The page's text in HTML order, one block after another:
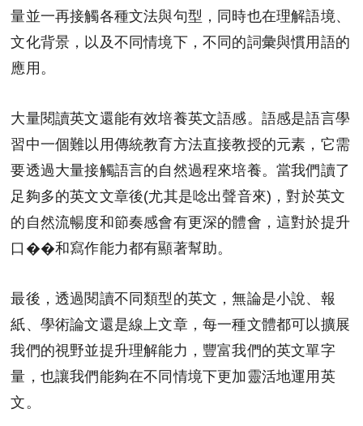
量並一再接觸各種文法與句型，同時也在理解語境、
文化背景，以及不同情境下，不同的詞彙與慣用語的
應用。
大量閱讀英文還能有效培養英文語感。語感是語言學
習中一個難以用傳統教育方法直接教授的元素，它需
要透過大量接觸語言的自然過程來培養。當我們讀了
足夠多的英文文章後(尤其是唸出聲音來)，對於英文
的自然流暢度和節奏感會有更深的體會，這對於提升
口��和寫作能力都有顯著幫助。
最後，透過閱讀不同類型的英文，無論是小說、報
紙、學術論文還是線上文章，每一種文體都可以擴展
我們的視野並提升理解能力，豐富我們的英文單字
量，也讓我們能夠在不同情境下更加靈活地運用英
文。